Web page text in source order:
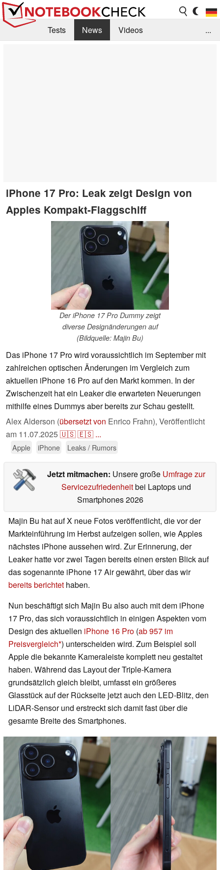
Tests News
Videos
...
iPhone 17 Pro: Leak zeigt Design von
Apples Kompakt-Flaggschiff
Der iPhone 17 Pro Dummy zeigt
diverse Designänderungen auf
(Bildquelle: Majin Bu)
Das iPhone 17 Pro wird voraussichtlich im September mit
zahlreichen optischen Änderungen im Vergleich zum
aktuellen iPhone 16 Pro auf den Markt kommen. In der
Zwischenzeit hat ein Leaker die erwarteten Neuerungen
mithilfe eines Dummys aber bereits zur Schau gestellt.
Alex Alderson (übersetzt von Enrico Frahn), Veröffentlicht
am 11.07.2025🇺🇸🇪🇸 ...
Apple iPhone Leaks / Rumors
Jetzt mitmachen: Unsere große Umfrage zur
Servicezufriedenheitbei Laptops und
Smartphones 2026
Majin Bu hat auf X neue Fotos veröffentlicht, die vor der
Markteinführung im Herbst aufzeigen sollen, wie Apples
nächstes iPhone aussehen wird. Zur Erinnerung, der
Leaker hatte vor zwei Tagen bereits einen ersten Blick auf
das sogenannte iPhone 17 Air gewährt, über das wir
bereits berichtet haben.
Nun beschäftigt sich Majin Bu also auch mit dem iPhone
17 Pro, das sich voraussichtlich in einigen Aspekten vom
Design des aktuellen iPhone 16 Pro (ab 957 im
Preisvergleich ) unterscheiden wird. Zum Beispiel soll
Apple die bekannte Kameraleiste komplett neu gestaltet
haben. Während das Layout der Triple-Kamera
grundsätzlich gleich bleibt, umfasst ein größeres
Glasstück auf der Rückseite jetzt auch den LED-Blitz, den
LiDAR-Sensor und erstreckt sich damit fast über die
gesamte Breite des Smartphones.